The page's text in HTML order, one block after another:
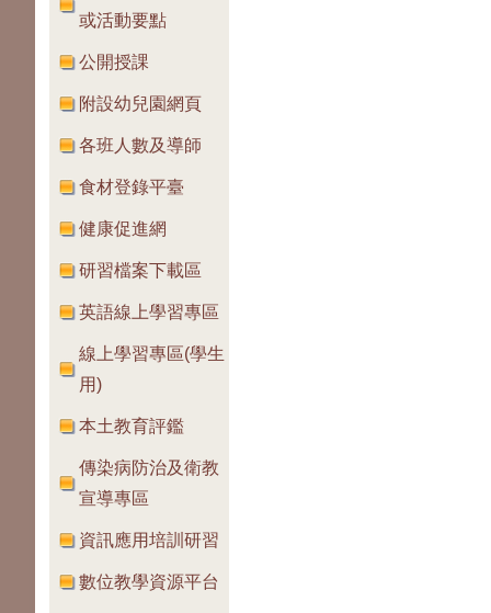
或活動要點
公開授課
附設幼兒園網頁
各班人數及導師
食材登錄平臺
健康促進網
研習檔案下載區
英語線上學習專區
線上學習專區(學生
用)
本土教育評鑑
傳染病防治及衛教
宣導專區
資訊應用培訓研習
數位教學資源平台